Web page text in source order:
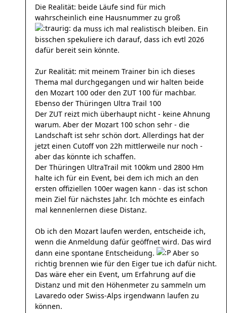
Die Realität: beide Läufe sind für mich
wahrscheinlich eine Hausnummer zu groß
da muss ich mal realistisch bleiben. Ein
bisschen spekuliere ich darauf, dass ich evtl 2026
dafür bereit sein könnte.
Zur Realität: mit meinem Trainer bin ich dieses
Thema mal durchgegangen und wir halten beide
den Mozart 100 oder den ZUT 100 für machbar.
Ebenso der Thüringen Ultra Trail 100
Der ZUT reizt mich überhaupt nicht - keine Ahnung
warum. Aber der Mozart 100 schon sehr - die
Landschaft ist sehr schön dort. Allerdings hat der
jetzt einen Cutoff von 22h mittlerweile nur noch -
aber das könnte ich schaffen.
Der Thüringen UltraTrail mit 100km und 2800 Hm
halte ich für ein Event, bei dem ich mich an den
ersten offiziellen 100er wagen kann - das ist schon
mein Ziel für nächstes Jahr. Ich möchte es einfach
mal kennenlernen diese Distanz.
Ob ich den Mozart laufen werden, entscheide ich,
wenn die Anmeldung dafür geöffnet wird. Das wird
dann eine spontane Entscheidung.
Aber so
richtig brennen wie für den Eiger tue ich dafür nicht.
Das wäre eher ein Event, um Erfahrung auf die
Distanz und mit den Höhenmeter zu sammeln um
Lavaredo oder Swiss-Alps irgendwann laufen zu
können.